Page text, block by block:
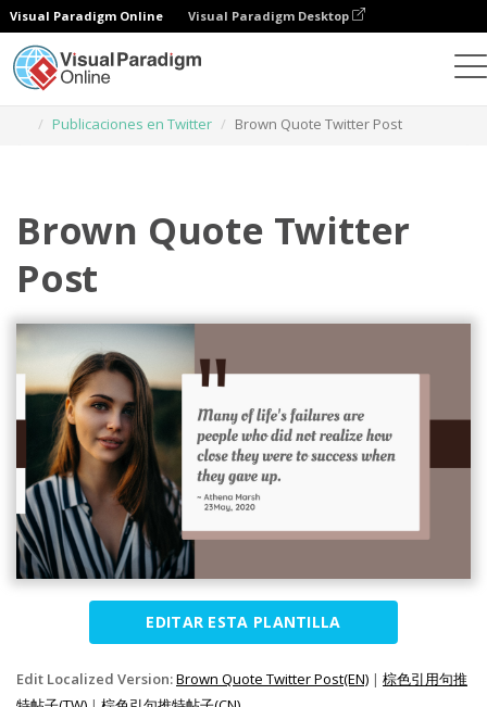
Visual Paradigm Online Visual Paradigm Desktop
Publicaciones en Twitter
Brown Quote Twitter Post
Brown Quote Twitter
Post
EDITAR ESTA PLANTILLA
Edit Localized Version:Brown Quote Twitter Post(EN) | 棕色引用句推